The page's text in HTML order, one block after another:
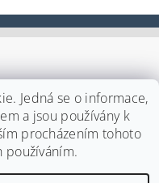
Upravit nastavení cookies
Jedná se o informace,
a jsou používány k
procházením tohoto
používáním.